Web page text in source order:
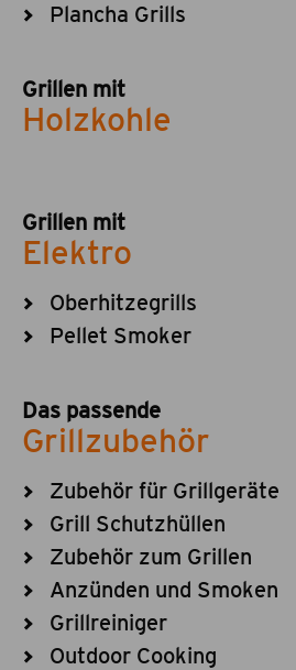
Plancha Grills
Grillen mit
Holzkohle
Grillen mit
Elektro
Oberhitzegrills
Pellet Smoker
Das passende
Grillzubehör
Zubehör für Grillgeräte
Grill Schutzhüllen
Zubehör zum Grillen
Anzünden und Smoken
Grillreiniger
Outdoor Cooking